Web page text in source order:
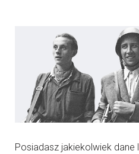
Posiadasz jakiekolwiek dane